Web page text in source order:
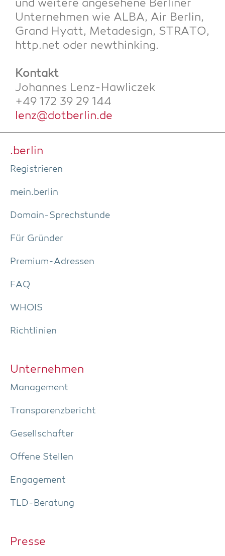
und wei­te­re ange­se­he­ne Ber­li­ner
Unter­neh­men wie ALBA, Air Ber­lin,
Grand Hyatt, Meta­de­sign, STRATO,
http.net oder new­thin­king.
Kon­takt
Johan­nes Lenz-Haw­lic­zek
+49 172 39 29 144
lenz@dotberlin.de
.ber­lin
Regis­trie­ren
mein.berlin
Domain-Sprech­stun­de
Für Grün­der
Pre­­mi­um-Adres­­sen
FAQ
WHOIS
Richt­li­ni­en
Unter­neh­men
Manage­ment
Trans­pa­renz­be­richt
Gesell­schaf­ter
Offe­ne Stellen
Enga­ge­ment
TLD-Bera­tung
Pres­se